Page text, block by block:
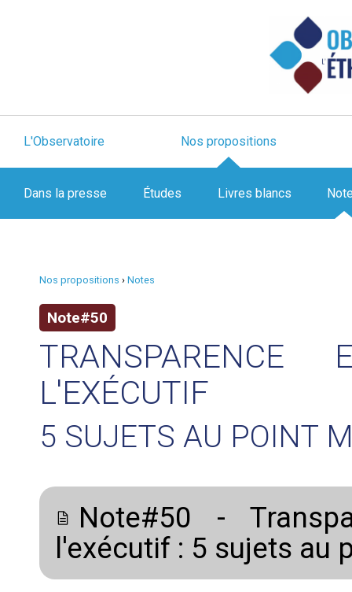
L'Observatoire Nos propositions
Dans la presse Études Livres blancs
Nos propositions › Notes
Note#50
L'EXÉCUTIF
5 SUJETS AU POINT
Note#50 -
l'exécutif : 5 sujets au